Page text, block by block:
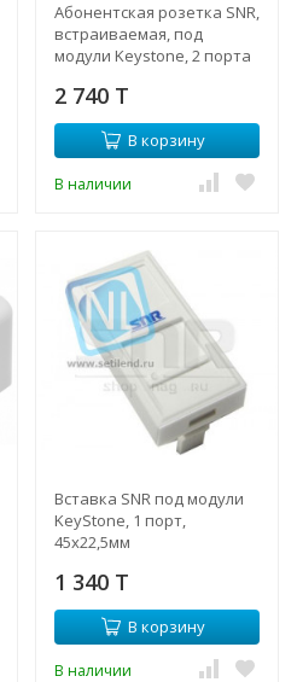
Абонентская розетка SNR,
встраиваемая, под
модули Keystone, 2 порта
2 740 T
В корзину
В наличии
Вставка SNR под модули
KeyStone, 1 порт,
45х22,5мм
1 340 T
В корзину
В наличии